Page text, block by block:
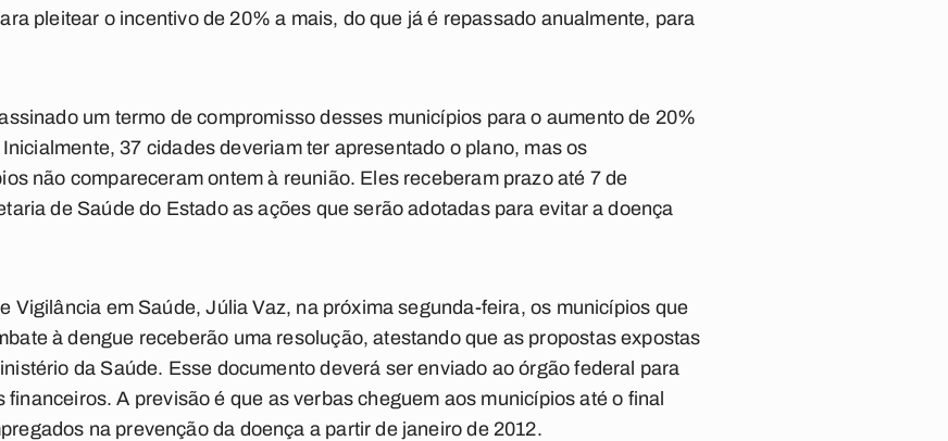
pleitear o incentivo de 20% a mais, do que já é repassado anualmente, para
um termo de compromisso desses municípios para o aumento de 20%
37 cidades deveriam ter apresentado o plano, mas os
não compareceram ontem à reunião. Eles receberam prazo até 7 de
de Saúde do Estado as ações que serão adotadas para evitar a doença
Vigilância em Saúde, Júlia Vaz, na próxima segunda-feira, os municípios que
à dengue receberão uma resolução, atestando que as propostas expostas
da Saúde. Esse documento deverá ser enviado ao órgão federal para
A previsão é que as verbas cheguem aos municípios até o final
na prevenção da doença a partir de janeiro de 2012.